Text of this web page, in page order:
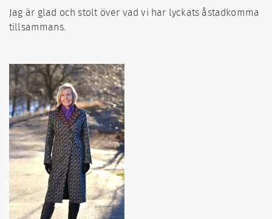
Jag är glad och stolt över vad vi har lyckats åstadkomma
tillsammans.